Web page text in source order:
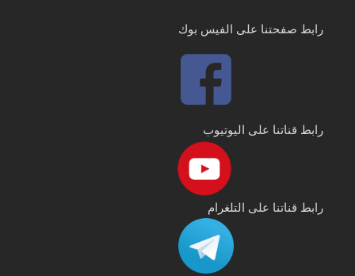
رابط صفحتنا على الفيس بوك
رابط قناتنا على اليوتيوب
رابط قناتنا على التلغرام